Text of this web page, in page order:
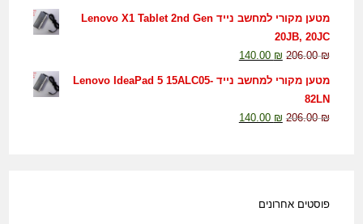
מטען מקורי למחשב נייד Lenovo X1 Tablet 2nd Gen
20JB, 20JC
206.00₪
140.00 ₪
מטען מקורי למחשב נייד Lenovo IdeaPad 5 15ALC05-
82LN
206.00₪
140.00 ₪
פוסטים אחרונים